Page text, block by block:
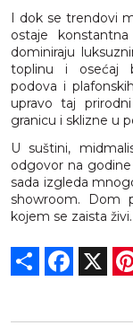
I dok se trendovi
ostaje
dominiraju
toplinu i osećaj
podova i
upravo taj
granicu i sklizne u
U suštini,
odgovor na godine
sada izgleda
showroom. Dom
kojem se zaista živi.
Share